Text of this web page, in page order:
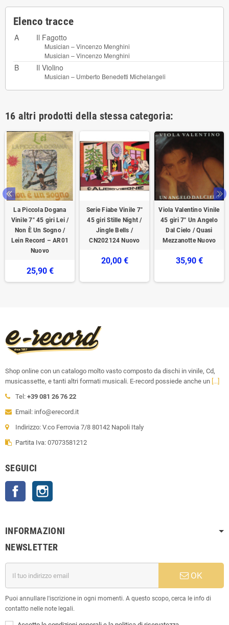
Elenco tracce
A Il Fagotto
Musician –Vincenzo Menghini
Musician –Vincenzo Menghini
B Il Violino
Musician – Umberto Benedetti Michelangeli
16 altri prodotti della stessa categoria:
La Piccola Dogana
Vinile 7" 45 giri Lei /
Non È Un Sogno /
Lein Record – AR01
Nuovo
25,90 €
Serie Fiabe Vinile 7"
45 giri Stille Night /
Jingle Bells /
CN202124 Nuovo
20,00 €
Viola Valentino Vinile
45 giri 7" Un Angelo
Dal Cielo / Quasi
Mezzanotte Nuovo
35,90 €
Shop online con un catalogo molto vasto composto da dischi in vinile, Cd,
musicassette, e tanti altri formati musicali. E-record possiede anche un [...]
Tel: +39 081 26 76 22
Email: info@erecord.it
Indirizzo: V.co Ferrovia 7/8 80142 Napoli Italy
Partita Iva: 07073581212
SEGUICI
Facebook
INFORMAZIONI
NEWSLETTER
OK
Puoi annullare l'iscrizione in ogni momenti. A questo scopo, cerca le info di
contatto nelle note legali.